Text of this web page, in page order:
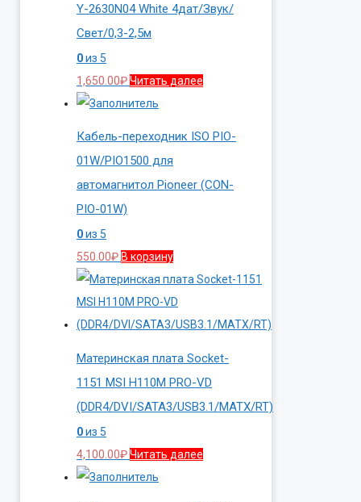
Y-2630N04 White 4дат/Звук/
Свет/0,3-2,5м
0из 5
1,650.00₽Читать далее
Кабель-переходник ISO PIO-
01W/PIO1500 для
автомагнитол Pioneer (CON-
PIO-01W)
0из 5
550.00₽ В корзину
Материнская плата Socket-
1151 MSI H110M PRO-VD
(DDR4/DVI/SATA3/USB3.1/MATX/RT)
0из 5
4,100.00₽Читать далее